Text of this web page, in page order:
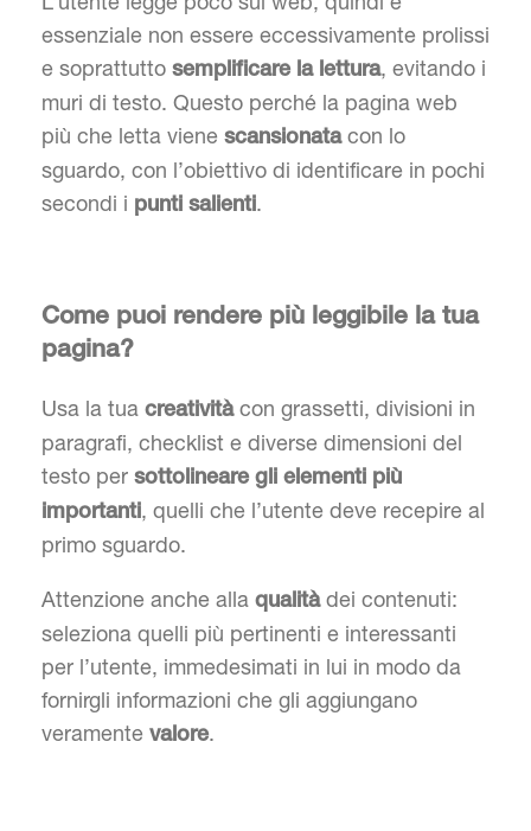
essenziale non essere eccessivamente prolissi
e soprattutto semplificare la lettura, evitando i
muri di testo. Questo perché la pagina web
più che letta viene scansionatacon lo
sguardo, con l’obiettivo di identificare in pochi
secondi i punti salienti.
Come puoi rendere più leggibile la tua
pagina?
Usa la tua creativitàcon grassetti, divisioni in
paragrafi, checklist e diverse dimensioni del
testo per sottolineare gli elementi più
importanti, quelli che l’utente deve recepire al
primo sguardo.
Attenzione anche alla qualitàdei contenuti:
seleziona quelli più pertinenti e interessanti
per l’utente, immedesimati in lui in modo da
fornirgli informazioni che gli aggiungano
veramente valore.